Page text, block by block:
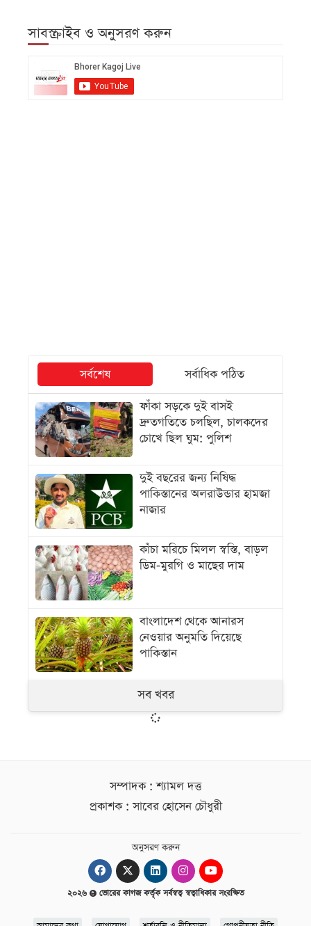
সাবস্ক্রাইব ও অনুসরণ করুন
সর্বশেষ
সর্বাধিক পঠিত
ফাঁকা সড়কে দুই বাসই
দ্রুতগতিতে চলছিল, চালকদের
চোখে ছিল ঘুম: পুলিশ
দুই বছরের জন্য নিষিদ্ধ
পাকিস্তানের অলরাউন্ডার হামজা
নাজার
কাঁচা মরিচে মিলল স্বস্তি, বাড়ল
ডিম-মুরগি ও মাছের দাম
বাংলাদেশ থেকে আনারস
নেওয়ার অনুমতি দিয়েছে
পাকিস্তান
সব খবর
সম্পাদক : শ্যামল দত্ত
প্রকাশক : সাবের হোসেন চৌধুরী
অনুসরণ করুন
২০২৬ ভোরের কাগজ কর্তৃক সর্বস্বত্ব স্বত্বাধিকার সংরক্ষিত